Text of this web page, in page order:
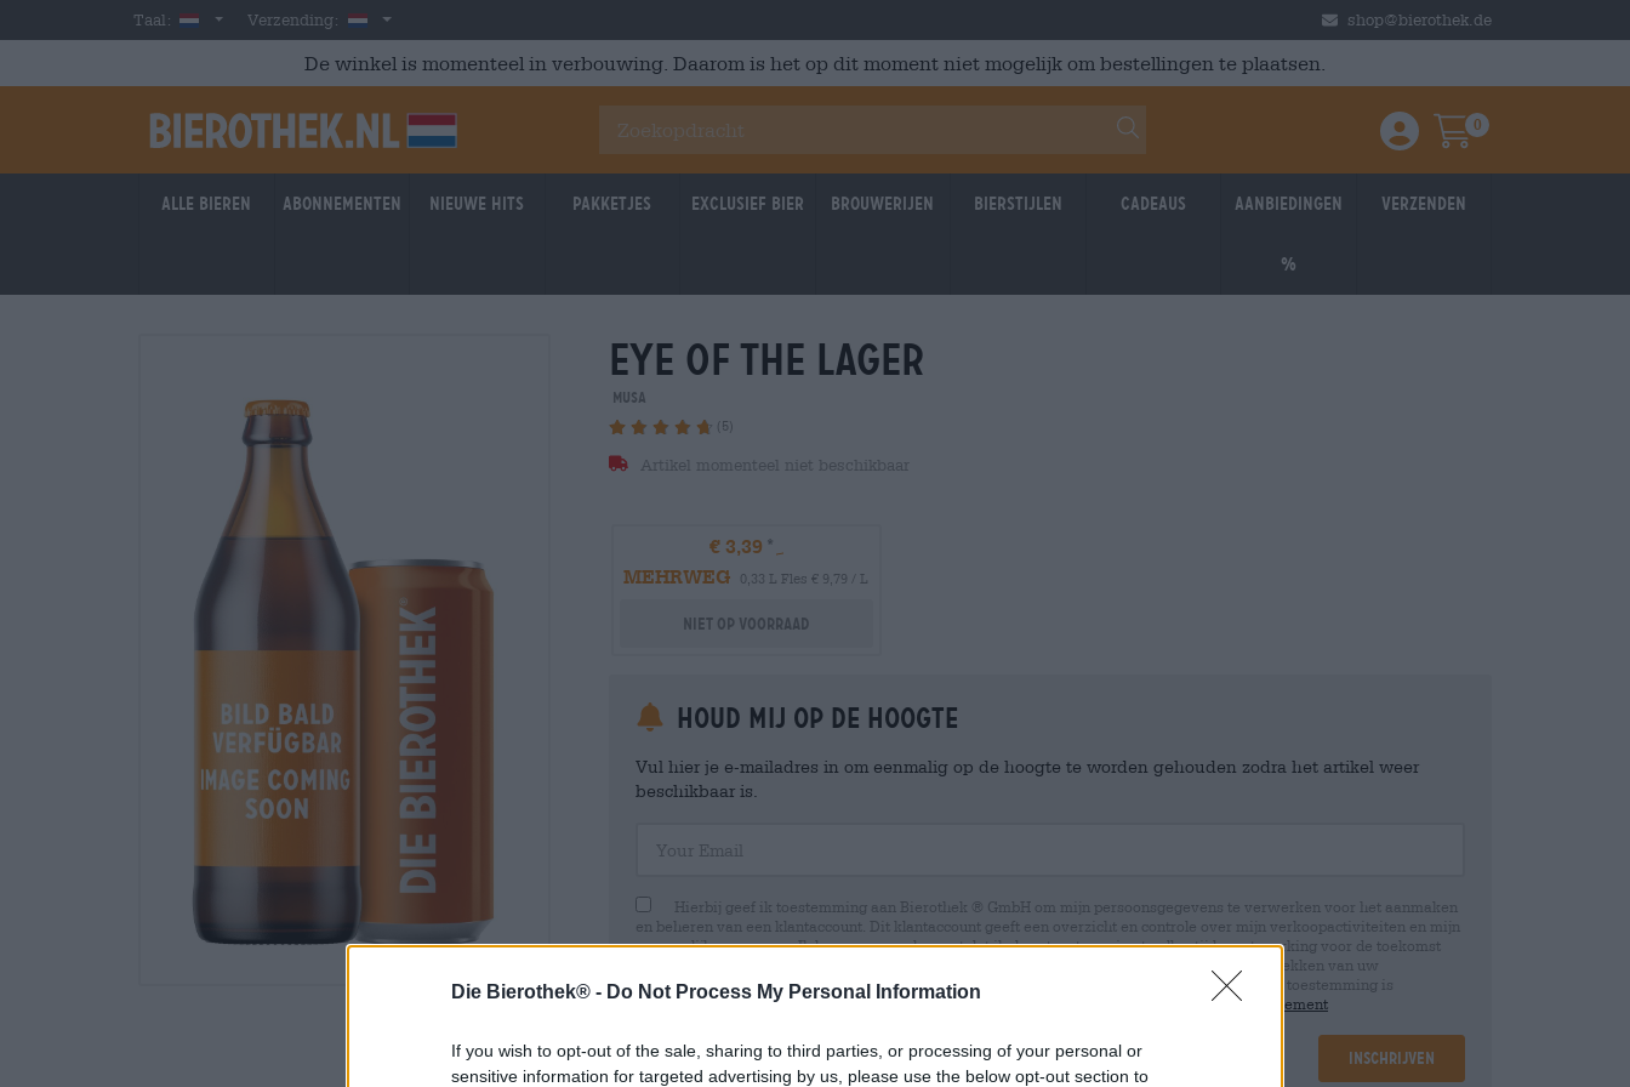
Die Bierothek® - Do Not Process My Personal Information
If you wish to opt-out of the sale, sharing to third parties, or processing of your personal or
sensitive information for targeted advertising by us, please use the below opt-out section to
Skip to main content
Taal: DutchVerzending: Nederland shop@bierothek.de
De winkel is momenteel in verbouwing. Daarom is het op dit moment niet mogelijk om bestellingen te plaatsen.
Einloggen / Anmelden
Warenkorb
0
Alle bieren Abonnementen Nieuwe hits Pakketjes Exclusief Bier Brouwerijen Bierstijlen Cadeaus Aanbiedingen
%
Verzenden
eye of the lager
MUSA
(5)
Artikel momenteel niet beschikbaar
€ 3,39
MEHRWEG
0,33 L Fles € 9,79 / L
Niet op voorraad
Houd mij op de hoogte
Vul hier je e-mailadres in om eenmalig op de hoogte te worden gehouden zodra het artikel weer
beschikbaar is.
Hierbij geef ik toestemming aan Bierothek ® GmbH om mijn persoonsgegevens te verwerken voor het aanmaken
en beheren van een klantaccount. Dit klantaccount geeft een overzicht en controle over mijn verkoopactiviteiten en mijn
persoonlijke gegevens. Ik ben me ervan bewust dat ik deze toestemming te allen tijde met werking voor de toekomst
kan intrekken door een e-mail te sturen naar shop@bierothek.de. Wij informeren u dat het intrekken van uw
toestemming geen invloed heeft op de rechtmatigheid van de verwerking die op basis van uw toestemming is
uitgevoerd tot het moment van intrekking. Meer informatie vindt u in onze
data protection statement
Inschrijven